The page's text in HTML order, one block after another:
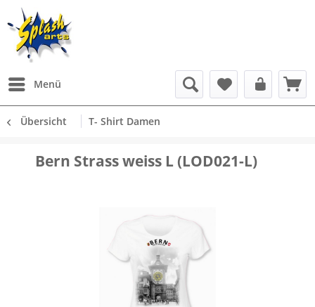
Menü
Übersicht T- Shirt Damen
Bern Strass weiss L (LOD021-L)